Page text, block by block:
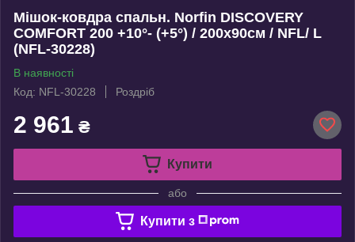
Мішок-ковдра спальн. Norfin DISCOVERY
COMFORT 200 +10°- (+5°) / 200х90см / NFL/ L
(NFL-30228)
В наявності
Код: NFL-30228
Роздріб
2 961 ₴
Купити
або
Купити з